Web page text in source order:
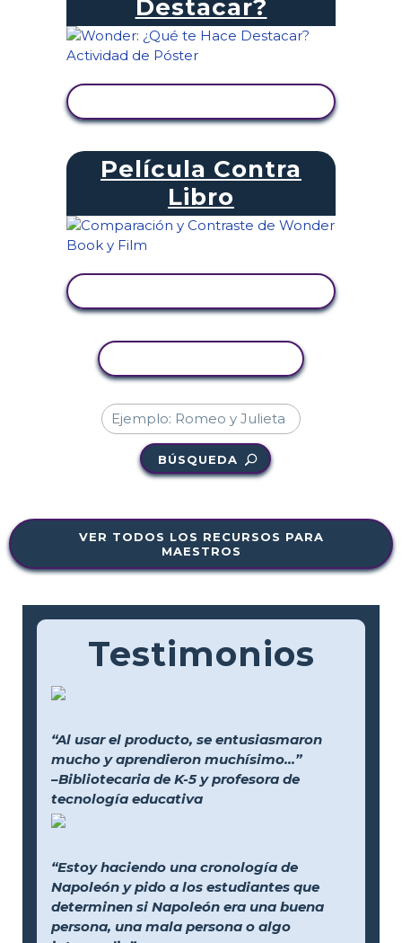
Destacar?
Película Contra
Libro
BÚSQUEDA
VER TODOS LOS RECURSOS PARA
MAESTROS
Testimonios
“Al usar el producto, se entusiasmaron
mucho y aprendieron muchísimo...”
–Bibliotecaria de K-5 y profesora de
tecnología educativa
“Estoy haciendo una cronología de
Napoleón y pido a los estudiantes que
determinen si Napoleón era una buena
persona, una mala persona o algo